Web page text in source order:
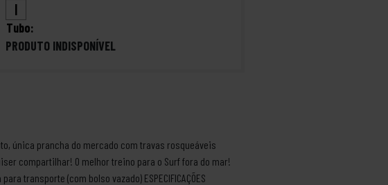
|
Tubo:
PRODUTO INDISPONÍVEL
única prancha do mercado com travas rosqueáveis
compartilhar! O melhor treino para o Surf fora do mar!
transporte (com bolso vazado) ESPECIFICAÇÕES